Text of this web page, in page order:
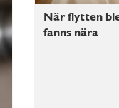
När flytten
fanns nära